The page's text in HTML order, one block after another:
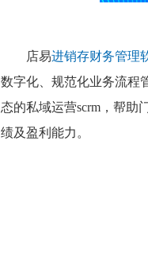
店易进销存财务管理
数字化、规范化业务流程
态的私域运营scrm，帮助
绩及盈利能力。